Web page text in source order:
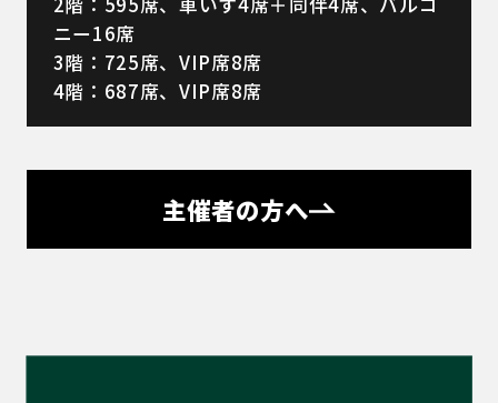
ニー16席
3階：725席、VIP席8席
4階：687席、VIP席8席
主催者の方へ